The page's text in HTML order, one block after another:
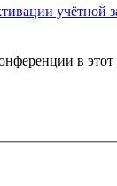
учётной
в этот